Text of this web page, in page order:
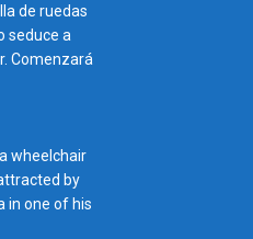
de ruedas
seduce a
Comenzará
wheelchair
by
in one of his